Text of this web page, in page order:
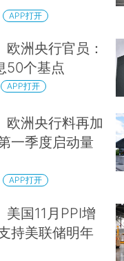
APP打开
欧洲央行官员：
50个基点
APP打开
欧洲央行料再加
一季度启动量
APP打开
美国11月PPI增
持美联储明年